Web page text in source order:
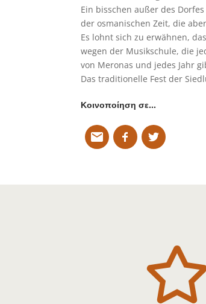
Ein bisschen außer des
der osmanischen Zeit, die
Es lohnt sich zu erwähnen,
wegen der Musikschule, die
von Meronas und jedes Jahr
Das traditionelle Fest der
Κοινοποίηση σε…